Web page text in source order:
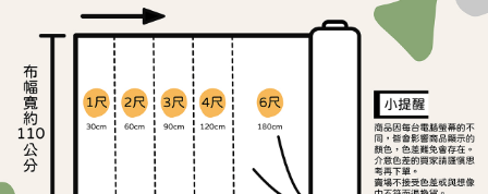
結帳頁面，進行簡訊認證並確認金額後，即可完成結帳。
２．訂單成立數日內，您將收到繳費通知簡訊。
３．收到繳費通知簡訊後14天內，點擊此簡訊中的連結，可透過四大超商／
ATM／網路銀行／等多元方式進行付款，方視為交易完成。
※ 請注意：結帳手續完成當下不需立刻繳費，但若您需要取消訂單，請聯絡
購買商品的店家。未經商家同意取消之訂單仍視為有效，需透過AFTEE先享
後付繳納相關費用。
※ 交易是否成功請以「AFTEE先享後付 」之結帳頁面顯示為準，若有關於
是否繳費成功／繳費後需取消欲退款等相關疑問，請聯繫「AFTEE先享後付
客戶支援中心」 https://netprotections.freshdesk.com/support/home
每筆NT$65，滿NT$1,500(含以上)免運費
宅配
每筆NT$150，滿NT$1,500(含以上)免運費
離島宅配
每筆NT$240